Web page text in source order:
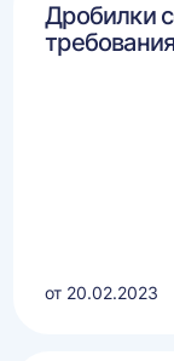
Дробилки
от 20.02.2023